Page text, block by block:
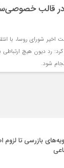
قالب
شورای روسا، با
کرد: رد دیون هیچ
شود.
بازرسی تا لزوم